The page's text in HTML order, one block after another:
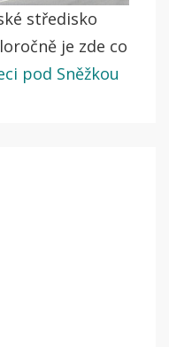
středisko
je zde co
pod Sněžkou